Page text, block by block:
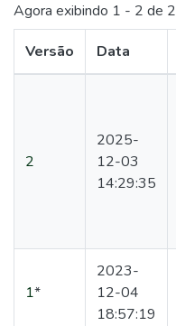
Agora exibindo 1 - 2 de 2
Versão Data
2
2025-
12-03
14:29:35
1*
2023-
12-04
18:57:19